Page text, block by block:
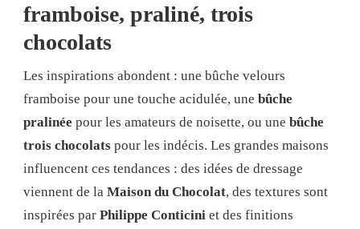
framboise, praliné, trois
chocolats
Les inspirations abondent : une bûche velours
framboise pour une touche acidulée, une bûche
pralinée pour les amateurs de noisette, ou une bûche
trois chocolats pour les indécis. Les grandes maisons
influencent ces tendances : des idées de dressage
viennent de la Maison du Chocolat, des textures sont
inspirées par Philippe Conticini et des finitions